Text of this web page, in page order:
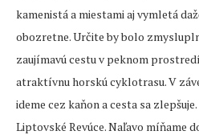
kamenistá a miestami aj vymletá
obozretne. Určite by bolo
zaujímavú cestu v peknom
atraktívnu horskú cyklotrasu. V
ideme cez kaňon a cesta sa
Liptovské Revúce. Naľavo míňame